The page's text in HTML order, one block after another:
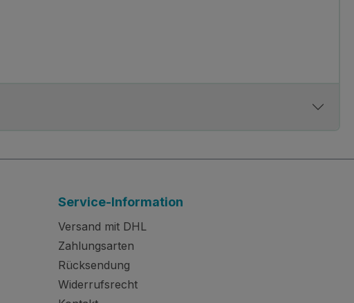
Service-Information
Versand mit DHL
Zahlungsarten
Rücksendung
Widerrufsrecht